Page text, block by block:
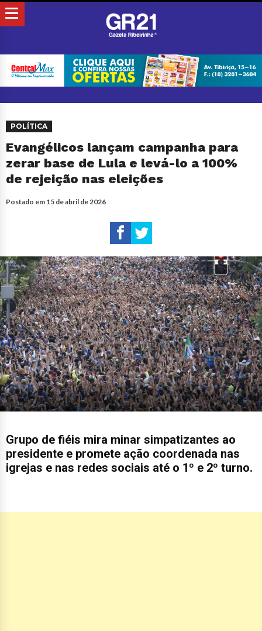
POLÍTICA
Evangélicos lançam campanha para
zerar base de Lula e levá-lo a 100%
de rejeição nas eleições
Postado em 15 de abril de 2026
Grupo de fiéis mira minar simpatizantes ao
presidente e promete ação coordenada nas
igrejas e nas redes sociais até o 1º e 2º turno.